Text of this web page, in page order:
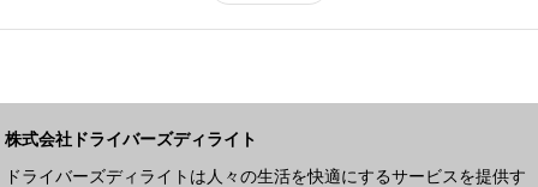
株式会社ドライバーズディライト
ドライバーズディライトは人々の生活を快適にするサービスを提供す